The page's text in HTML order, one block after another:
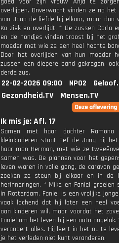
overlijden. Onverwacht vinden ze na het
van Jaap de liefde bij elkaar, maar dan
Ko ziek en overlijdt. * De zussen Carla
en de hondjes vinden troost bij het
moeder met wie ze een heel hechte
Door het overlijden van hun moeder
zussen een diepere band gekregen,
derde zus.
22-02-2026 09:00 NPO2
Gezondheid.TV
Mensen.TV
Ik mis je: Afl. 17
Samen met haar dochter
kleinkinderen staat Eef de Jong bij
haar man Herman, met wie ze
samen was. De plannen voor het
leven waren in volle gang, de caravan
zoeken ze steun bij elkaar en in de
herinneringen. * Mike en Faniel groeien
in Rotterdam. Faniel is een vrolijke
vaak lachend dat hij later een heel
aan kinderen wil, maar voordat het
Faniel om het leven bij een auto-ongeluk.
verandert alles. Hij leert in het nu te
je het verleden niet kunt veranderen.